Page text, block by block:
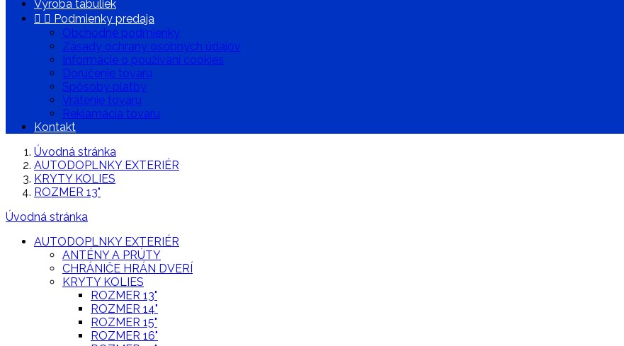
Výroba tabuliek
  Podmienky predaja
Obchodné podmienky
Zásady ochrany osobných údajov
Informácie o používaní cookies
Doručenie tovaru
Spôsoby platby
Vrátenie tovaru
Reklamácia tovaru
Kontakt
Úvodná stránka
AUTODOPLNKY EXTERIÉR
KRYTY KOLIES
ROZMER 13"
Úvodná stránka
AUTODOPLNKY EXTERIÉR
ANTÉNY A PRÚTY
CHRÁNIČE HRÁN DVERÍ
KRYTY KOLIES
ROZMER 13"
ROZMER 14"
ROZMER 15"
ROZMER 16"